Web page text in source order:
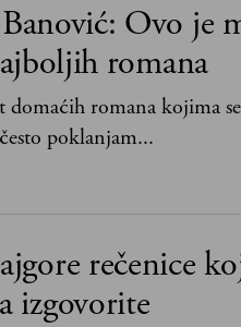
Ovo je
romana
domaćih romana kojima
poklanjam...
rečenice
izgovorite